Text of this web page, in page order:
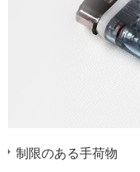
制限のある手荷物